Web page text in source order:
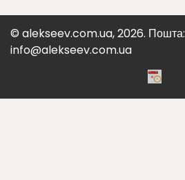
© alekseev.com.ua, 2026. Пошта:
info@alekseev.com.ua